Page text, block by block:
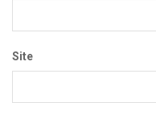
Site